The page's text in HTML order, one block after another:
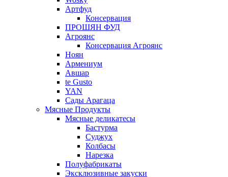
Артфуд
Консервация
ПРОШЯН ФУД
Агроянс
Консервация Агроянс
Ноян
Армениум
Авшар
te Gusto
YAN
Сады Арагаца
Мясные Продукты
Мясные деликатесы
Бастурма
Суджух
Колбасы
Нарезка
Полуфабрикаты
Эксклюзивные закуски